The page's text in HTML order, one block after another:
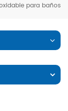
para baños